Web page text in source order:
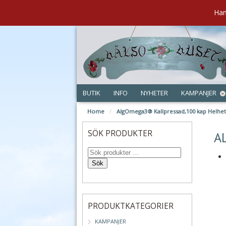
BUTIK INFO NYHETER KAMPANJER
Home / AlgOmega3® Kallpressad,100 kap
SÖK PRODUKTER
Sök
PRODUKTKATEGORIER
KAMPANJER